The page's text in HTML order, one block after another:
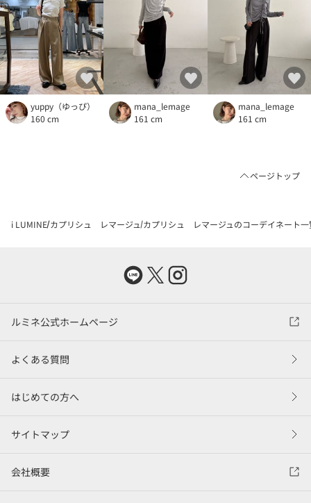
yuppy（ゆっぴ）
160 cm
mana_lemage
161 cm
mana_lemage
161 cm
ページトップ
i LUMINE カプリシュ レマージュ カプリシュ レマージュのコーデイネート一
ルミネ公式ホームページ
よくある質問
はじめての方へ
サイトマップ
会社概要